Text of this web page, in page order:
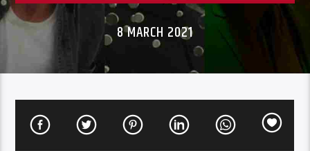
8 MARCH 2021